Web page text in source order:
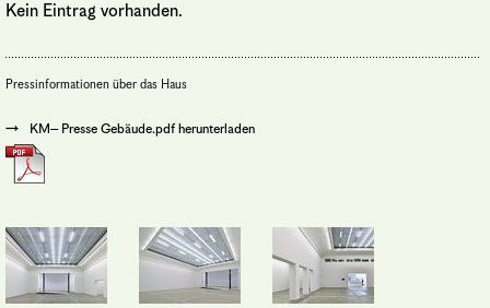
Kein Eintrag vorhanden.
Pressinformationen über das Haus
KM– Presse Gebäude.pdf herunterladen